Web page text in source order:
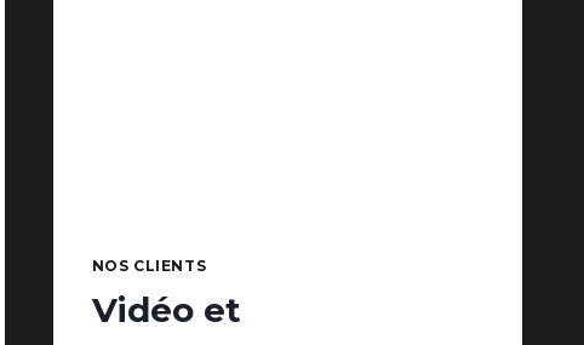
NOS CLIENTS
Vidéo et